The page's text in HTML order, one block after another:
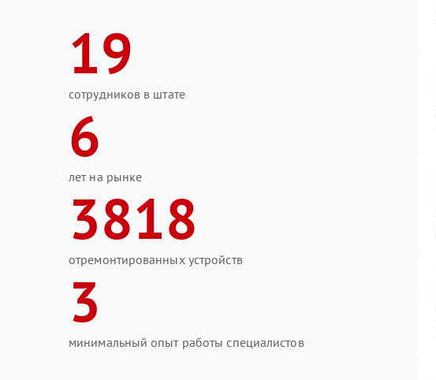
19
сотрудников в штате
6
лет на рынке
3818
отремонтированных устройств
3
минимальный опыт работы специалистов